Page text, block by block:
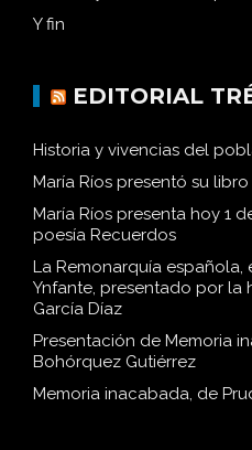
Y fin
EDITORIAL
Historia y vivencias del
María Ríos presentó su
María Ríos presenta hoy 1
poesía Recuerdos
La Remonarquía
Ynfante, presentado por la
García Díaz
Presentación de Memoria
Bohórquez Gutiérrez
Memoria inacabada, de